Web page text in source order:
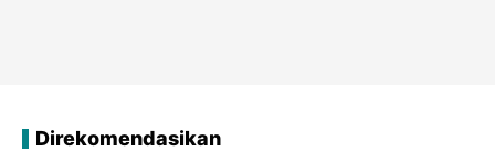
Direkomendasikan